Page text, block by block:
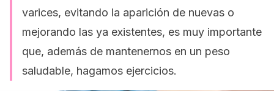
varices, evitando la aparición de nuevas o
mejorando las ya existentes, es muy importante
que, además de mantenernos en un peso
saludable, hagamos ejercicios.